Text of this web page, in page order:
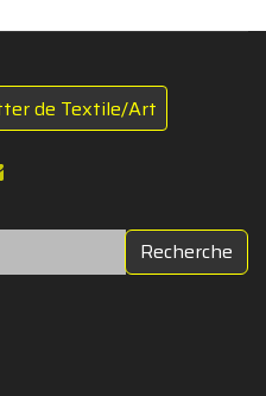
de Textile/Art
Recherche